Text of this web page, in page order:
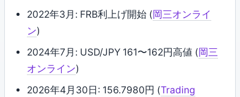
2022年3月: FRB利上げ開始 (岡三オンライ
ン)
2024年7月: USD/JPY 161〜162円高値 (岡三
オンライン)
2026年4月30日: 156.7980円 (Trading